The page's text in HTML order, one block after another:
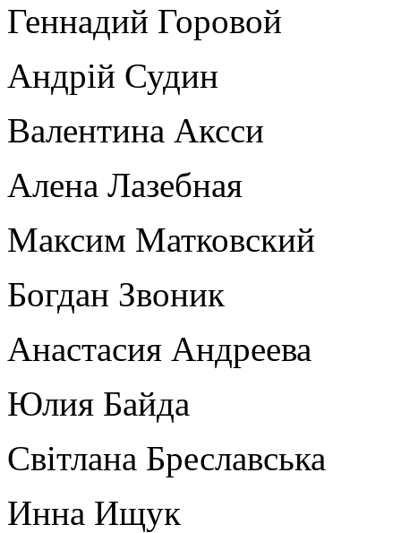
Геннадий Горовой
Андрій Судин
Валентина Аксси
Алена Лазебная
Максим Матковский
Богдан Звоник
Анастасия Андреева
Юлия Байда
Світлана Бреславська
Инна Ищук